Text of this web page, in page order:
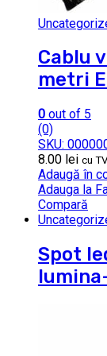
Cablu
metri
0 out of 5
(0)
SKU:
8.00 lei cu
Adaugă în
Adauga la
Compară
Spot